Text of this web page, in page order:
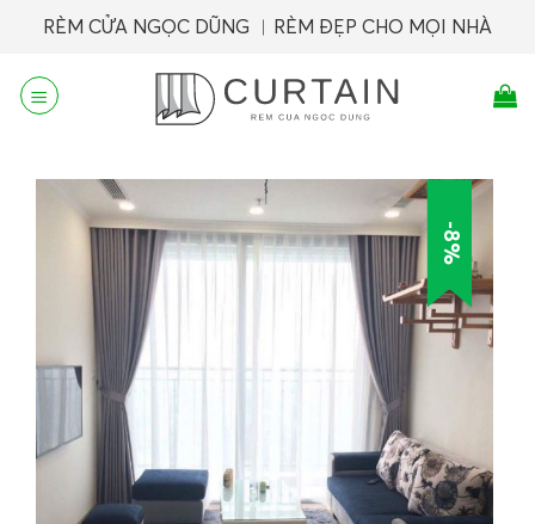
content
RÈM CỬA NGỌC DŨNG ︱RÈM ĐẸP CHO MỌI NHÀ
-8%